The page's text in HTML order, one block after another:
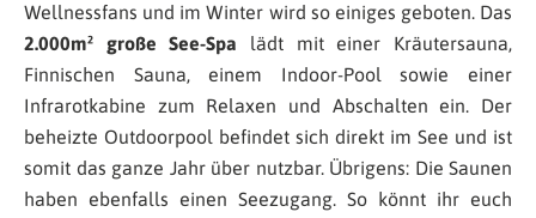
Wellnessfans und im Winter wird so einiges geboten. Das
2.000m² große See-Spa lädt mit einer Kräutersauna,
Finnischen Sauna, einem Indoor-Pool sowie einer
Infrarotkabine zum Relaxen und Abschalten ein. Der
beheizte Outdoorpool befindet sich direkt im See und ist
somit das ganze Jahr über nutzbar. Übrigens: Die Saunen
haben ebenfalls einen Seezugang. So könnt ihr euch